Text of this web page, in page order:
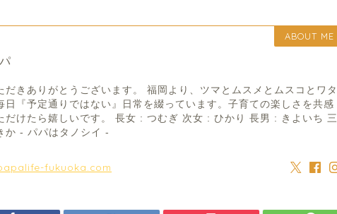
ABOUT ME
だきありがとうございます。 福岡より、ツマとムスメとムスコとワタ
日『予定通りではない』日常を綴っています。子育ての楽しさを共感
だけたら嬉しいです。 長女 : つむぎ 次女 : ひかり 長男 : きよいち 三
か - パパはタノシイ -
fukuoka.com